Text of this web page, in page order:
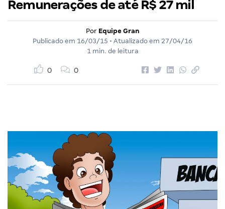
Remunerações de até R$ 27 mil
Por Equipe Gran
Publicado em 16/03/15 • Atualizado em 27/04/16
1 min. de leitura
0 0